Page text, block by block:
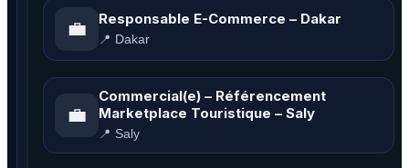
💼 Responsable E-Commerce – Dakar
📍 Dakar
💼
Commercial(e) – Référencement
Marketplace Touristique – Saly
📍 Saly